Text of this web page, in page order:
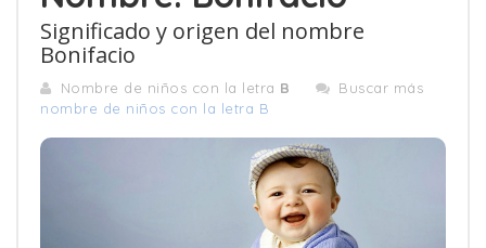
Significado y origen del nombre
Bonifacio
Nombre de niños con la letra B
Buscar más
nombre de niños con la letra B